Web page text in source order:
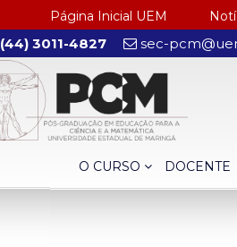
Página Inicial UEM
(44) 3011-4827 sec-
O CURSO DOCENTE